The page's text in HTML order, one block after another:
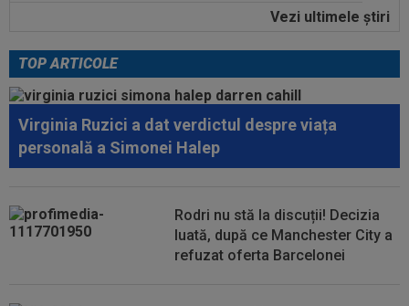
Reacția total neașteptată a lui Nuno Campos,
00:39
Florin Pîrvu a surprins pe toată lumea, după
umilința cu Dinamo
00:38 VIDEO
Barcelona a pierdut trofeul ”Friuli
Venezia Giulia Cup”! Udinese a dat lovitura...
ce Dinamo a învins-o pe FC Voluntari cu...
Estrela - Sporting 2-2. Meci
spectaculos! Ianis Stoica a fost titular. Cele mai...
Vezi ultimele ştiri
TOP ARTICOLE
Virginia Ruzici a dat verdictul despre viața
personală a Simonei Halep
Rodri nu stă la discuții! Decizia
luată, după ce Manchester City a
refuzat oferta Barcelonei